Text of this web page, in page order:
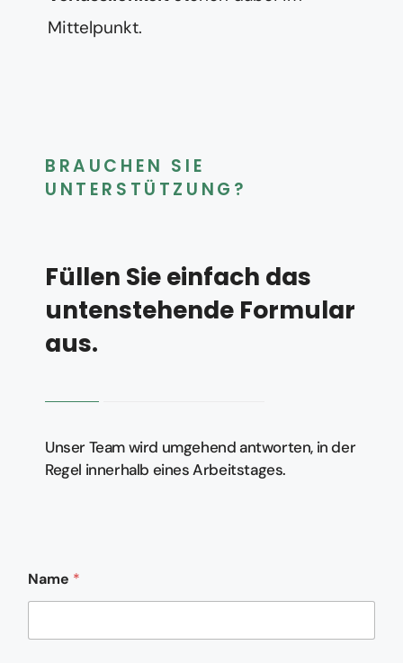
Mittelpunkt.
BRAUCHEN SIE
UNTERSTÜTZUNG?
Füllen Sie einfach das
untenstehende Formular
aus.
Unser Team wird umgehend antworten, in der
Regel innerhalb eines Arbeitstages.
N
a
e
Name *